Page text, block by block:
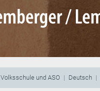
Volksschule und ASO Deutsch